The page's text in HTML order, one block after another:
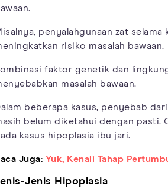
penyalahgunaan zat selama
risiko masalah bawaan.
faktor genetik dan
masalah bawaan.
beberapa kasus, penyebab
belum diketahui dengan pasti.
kasus hipoplasia ibu jari.
Juga: Yuk, Kenali Tahap
Jenis Hipoplasia